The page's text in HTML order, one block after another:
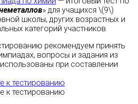
» для учащихся \(9\)
школы, других возрастных и
категорий участников.
рекомендуем принять
вопросы и задания из
при составлении
к тестированию
к тестированию